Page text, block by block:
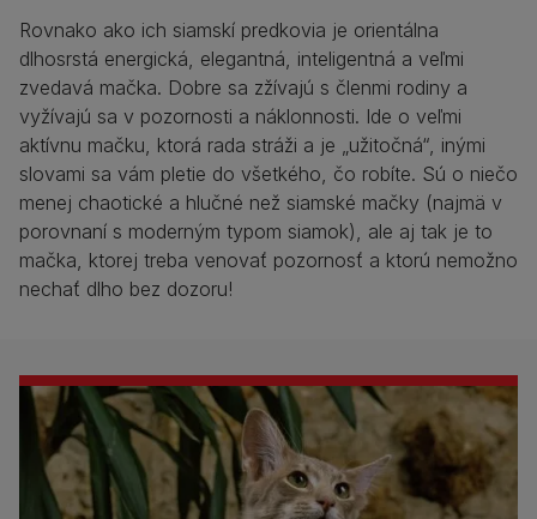
Rovnako ako ich siamskí predkovia je orientálna
dlhosrstá energická, elegantná, inteligentná a veľmi
zvedavá mačka. Dobre sa zžívajú s členmi rodiny a
vyžívajú sa v pozornosti a náklonnosti. Ide o veľmi
aktívnu mačku, ktorá rada stráži a je „užitočná“, inými
slovami sa vám pletie do všetkého, čo robíte. Sú o niečo
menej chaotické a hlučné než siamské mačky (najmä v
porovnaní s moderným typom siamok), ale aj tak je to
mačka, ktorej treba venovať pozornosť a ktorú nemožno
nechať dlho bez dozoru!